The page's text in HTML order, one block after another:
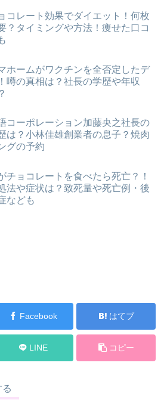
コレート効果でダイエット！何枚
？タイミングや方法！痩せた口コ
ホームがワクチンを全否定したデ
噂の真相は？社長の学歴や年収
コーポレーション加藤央之社長の
は？小林佳雄創業者の息子？焼肉
グの予約
チョコレートを食べたら死亡？！
法や症状は？致死量や死亡例・後
なども
Facebook はてブ
LINE コピー